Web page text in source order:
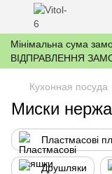
Мінімальна сума
ВІДПРАВЛЕННЯ
Кухонная посуда
Миски
Пластмасові
Друшляки